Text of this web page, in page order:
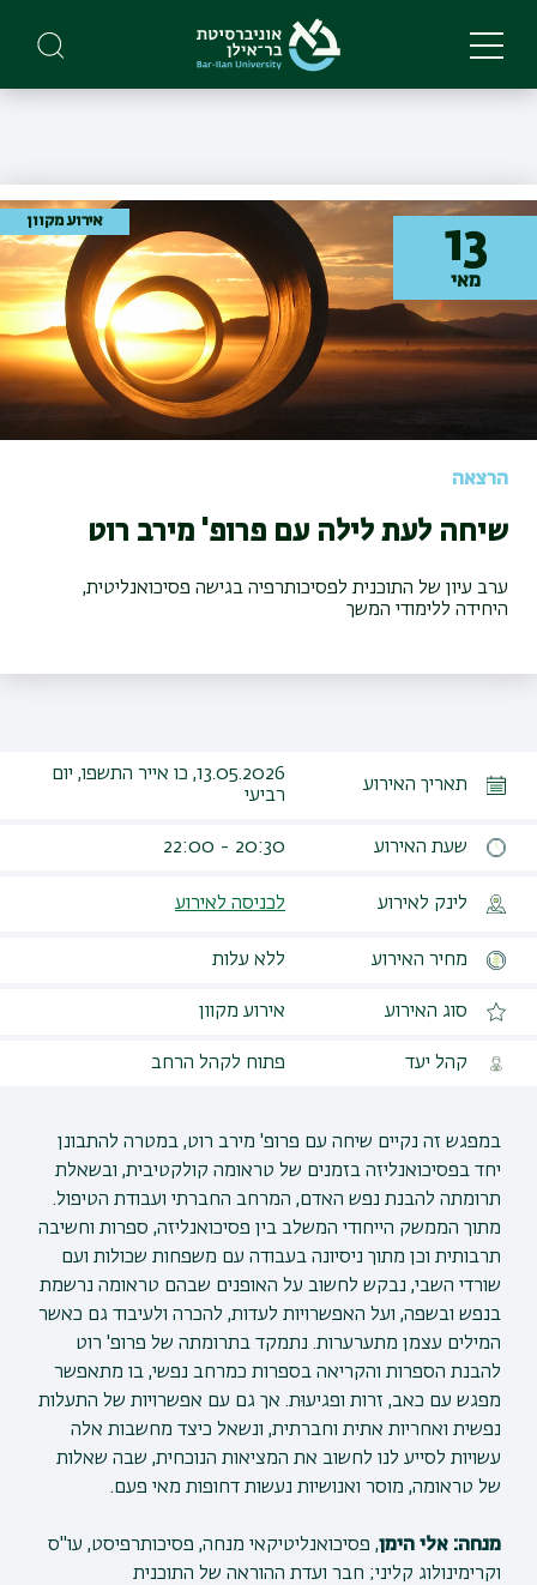
main
13
מאי
אירוע מקוון
הרצאה
שיחה לעת לילה עם פרופ' מירב רוט
ערב עיון של התוכנית לפסיכותרפיה בגישה פסיכואנליטית,
היחידה ללימודי המשך
תאריך האירוע
13.05.2026, כו אייר התשפו, יום
רביעי
שעת האירוע 20:30 - 22:00
לינק לאירוע לכניסה לאירוע
מחיר האירוע ללא עלות
סוג האירוע אירוע מקוון
קהל יעד פתוח לקהל הרחב
במפגש זה נקיים שיחה עם פרופ' מירב רוט, במטרה להתבונן
יחד בפסיכואנליזה בזמנים של טראומה קולקטיבית, ובשאלת
תרומתה להבנת נפש האדם, המרחב החברתי ועבודת הטיפול.
מתוך הממשק הייחודי המשלב בין פסיכואנליזה, ספרות וחשיבה
תרבותית וכן מתוך ניסיונה בעבודה עם משפחות שכולות ועם
שורדי השבי, נבקש לחשוב על האופנים שבהם טראומה נרשמת
בנפש ובשפה, ועל האפשרויות לעדות, להכרה ולעיבוד גם כאשר
המילים עצמן מתערערות. נתמקד בתרומתה של פרופ' רוט
להבנת הספרות והקריאה בספרות כמרחב נפשי, בו מתאפשר
מפגש עם כאב, זרות ופגיעוּת. אך גם עם אפשרויות של התעלות
נפשית ואחריות אתית וחברתית, ונשאל כיצד מחשבות אלה
עשויות לסייע לנו לחשוב את המציאות הנוכחית, שבה שאלות
של טראומה, מוסר ואנושיות נעשות דחופות מאי פעם.
מנחה: אלי הימן, פסיכואנליטיקאי מנחה, פסיכותרפיסט, עו"ס
וקרימינולוג קליני; חבר ועדת ההוראה של התוכנית